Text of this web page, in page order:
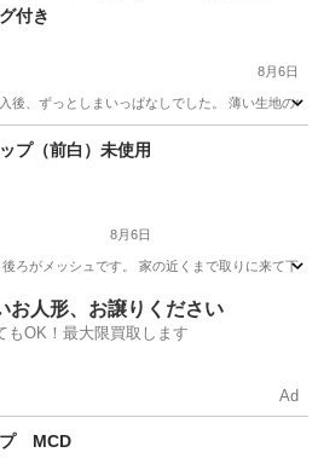
付き
8月6日
後、ずっとしまいっぱなしでした。 薄い生地の
ボトムス ズボン
プ（前白）未使用
8月6日
ろがメッシュです。 家の近くまで取りに来て下
小物 迷彩
お人形、お譲りください
もOK！最大限買取します
Ad
プ MCD